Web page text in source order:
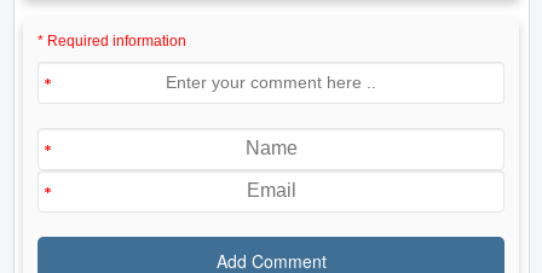
* Required information